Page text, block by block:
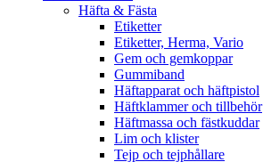
Häfta & Fästa
Etiketter
Etiketter, Herma, Vario
Gem och gemkoppar
Gummiband
Häftapparat och häftpistol
Häftklammer och tillbehör
Häftmassa och fästkuddar
Lim och klister
Tejp och tejphållare